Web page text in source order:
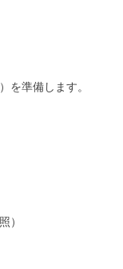
を準備します。
）